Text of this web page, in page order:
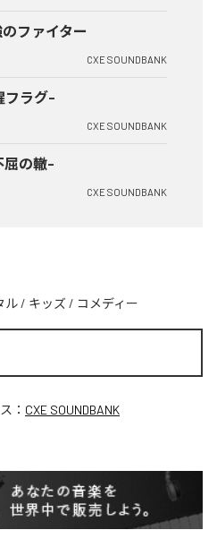
のファイター
CXE SOUNDBANK
フラグ-
CXE SOUNDBANK
屈の轍-
CXE SOUNDBANK
ル / キッズ / コメディー
： CXE SOUNDBANK